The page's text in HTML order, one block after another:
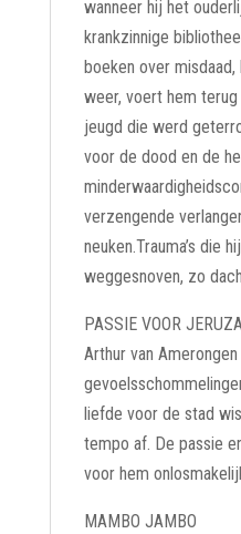
wanneer hij het
krankzinnige
boeken over misdaad,
weer, voert hem terug
jeugd die werd
voor de dood en de
verzengende
neuken.Trauma’s die
weggesnoven, zo
PASSIE VOOR
Arthur van
liefde voor de stad
tempo af. De passie
voor hem
MAMBO JAMBO